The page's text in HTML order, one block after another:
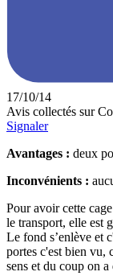
17/10/14
Avis collectés sur
Signaler
Avantages : deux
Inconvénients :
Pour avoir cette
le transport, elle est
Le fond s’enlève et
portes c'est bien vu,
sens et du coup on